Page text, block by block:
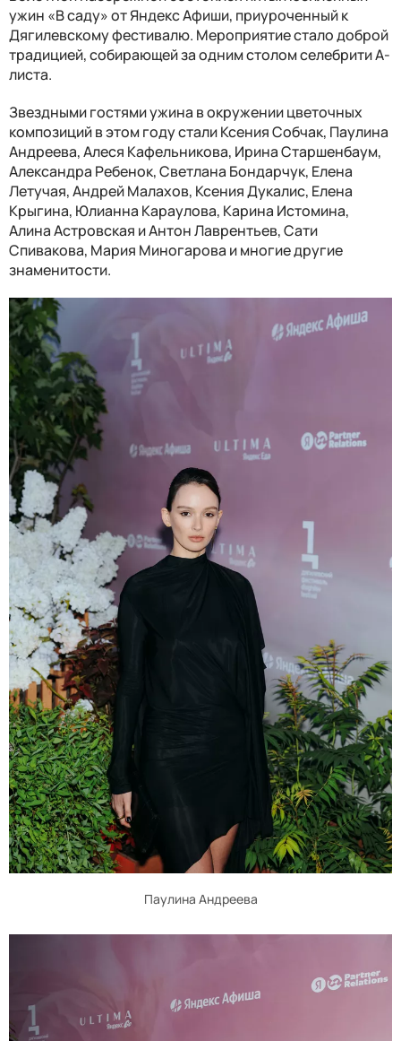
ужин «В саду» от Яндекс Афиши, приуроченный к
Дягилевскому фестивалю. Мероприятие стало доброй
традицией, собирающей за одним столом селебрити А-
листа.
Звездными гостями ужина в окружении цветочных
композиций в этом году стали Ксения Собчак, Паулина
Андреева, Алеся Кафельникова, Ирина Старшенбаум,
Александра Ребенок, Светлана Бондарчук, Елена
Летучая, Андрей Малахов, Ксения Дукалис, Елена
Крыгина, Юлианна Караулова, Карина Истомина,
Алина Астровская и Антон Лаврентьев, Сати
Спивакова, Мария Миногарова и многие другие
знаменитости.
Паулина Андреева